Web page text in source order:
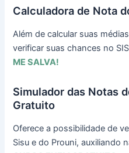
Calculadora de Nota
Além de calcular suas
verificar suas chances no
ME SALVA!
Simulador das Notas
Gratuito
Oferece a possibilidade de
Sisu e do Prouni, auxiliando